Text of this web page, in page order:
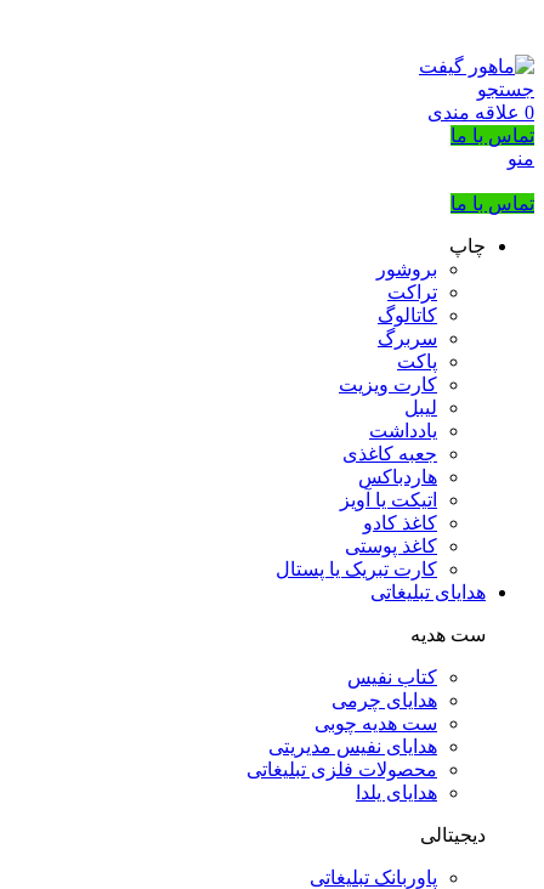
جستجو
0 علاقه مندی
تماس با ما
منو
تماس با ما
چاپ
بروشور
تراکت
کاتالوگ
سربرگ
پاکت
کارت ویزیت
لیبل
یادداشت
جعبه کاغذی
هاردباکس
اتیکت یا آویز
کاغذ کادو
کاغذ پوستی
کارت تبریک یا پستال
هدایای تبلیغاتی
ست هدیه
کتاب نفیس
هدایای چرمی
ست هدیه چوبی
هدایای نفیس مدیریتی
محصولات فلزی تبلیغاتی
هدایای یلدا
دیجیتالی
پاوربانک تبلیغاتی